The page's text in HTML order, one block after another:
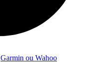
Garmin ou Wahoo